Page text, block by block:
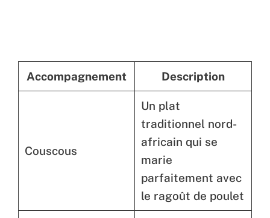
Accompagnement Description
Couscous
Un plat
traditionnel nord-
africain qui se
marie
parfaitement avec
le ragoût de poulet